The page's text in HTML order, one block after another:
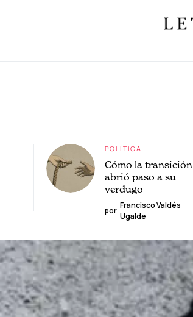
POLÍTICA
Cómo la transición
abrió paso a su
verdugo
por
Francisco Valdés
Ugalde